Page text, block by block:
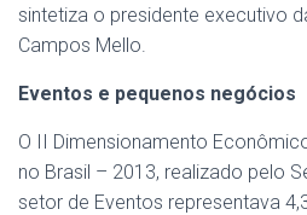
sintetiza o presidente executivo
Campos Mello.
Eventos e pequenos negócios
O II Dimensionamento
no Brasil – 2013, realizado pelo
setor de Eventos representava